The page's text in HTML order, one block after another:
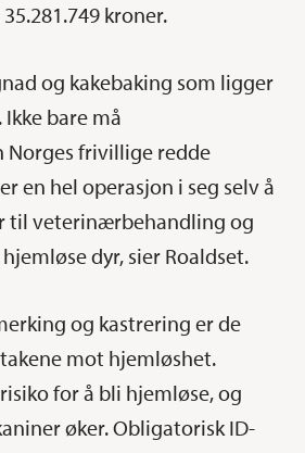
kroner.
og kakebaking som ligger
bare må
Norges frivillige redde
en hel operasjon i seg selv å
til veterinærbehandling og
dyr, sier Roaldset.
og kastrering er de
mot hjemløshet.
for å bli hjemløse, og
øker. Obligatorisk ID-